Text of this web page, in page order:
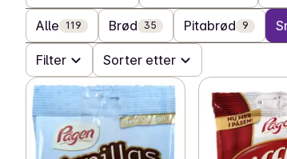
Alle 119 Brød 35 Pitabrød 9
Filter Sorter etter